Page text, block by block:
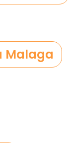
Malaga